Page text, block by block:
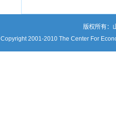
版权所有：
Copyright 2001-2010 The Center For